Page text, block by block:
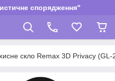
спорядження"
скло Remax 3D Privacy